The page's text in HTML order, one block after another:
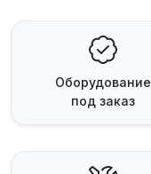
Оборудование
под заказ